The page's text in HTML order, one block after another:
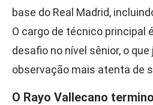
base do Real Madrid,
O cargo de técnico principal
desafio no nível sênior, o
observação mais atenta de
O Rayo Vallecano